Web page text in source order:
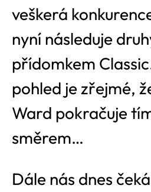
veškerá
nyní následuje
přídomkem
pohled je zřejmé,
Ward pokračuje
směrem…
Dále nás dnes